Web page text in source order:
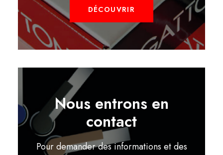
DÉCOUVRIR
Nous entrons en
contact
Pour demander des informations et des